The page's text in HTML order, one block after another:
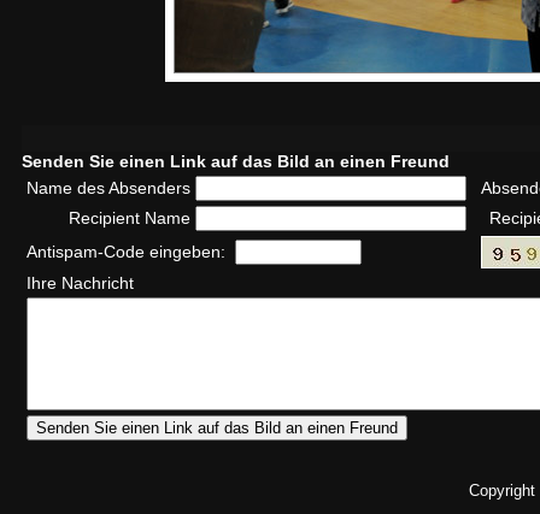
Senden Sie einen Link auf das Bild an einen Freund
Name des Absenders
Recipient Name
Antispam-Code eingeben:
Ihre Nachricht